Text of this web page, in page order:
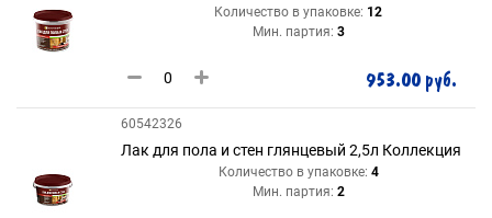
Количество в упаковке: 12
Мин. партия: 3
953.00 руб.
60542326
Лак для пола и стен глянцевый 2,5л Коллекция
Количество в упаковке: 4
Мин. партия: 2